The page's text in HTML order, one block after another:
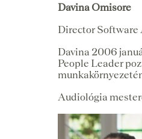
Davina Omisore
Director Software
Davina 2006
People Leader
Audiológia